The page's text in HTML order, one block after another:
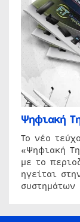
Ψηφιακή
Το νέο
«Ψηφιακή
με το
ηγείται